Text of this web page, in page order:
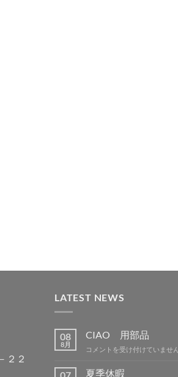
２２
LATEST NEWS
08
8月
CIAO 用部品
CIAO
部
コメントを受け付けていません
夏季休暇